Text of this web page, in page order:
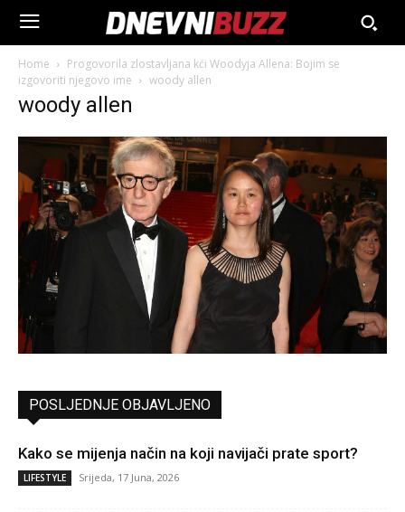
Home
Progovorila zlostavljana kći Woodyja Allena: Bojim se
izgovoriti njegovo ime
woody allen
woody allen
POSLJEDNJE OBJAVLJENO
Kako se mijenja način na koji navijači prate sport?
LIFESTYLE Srijeda, 17 Juna, 2026